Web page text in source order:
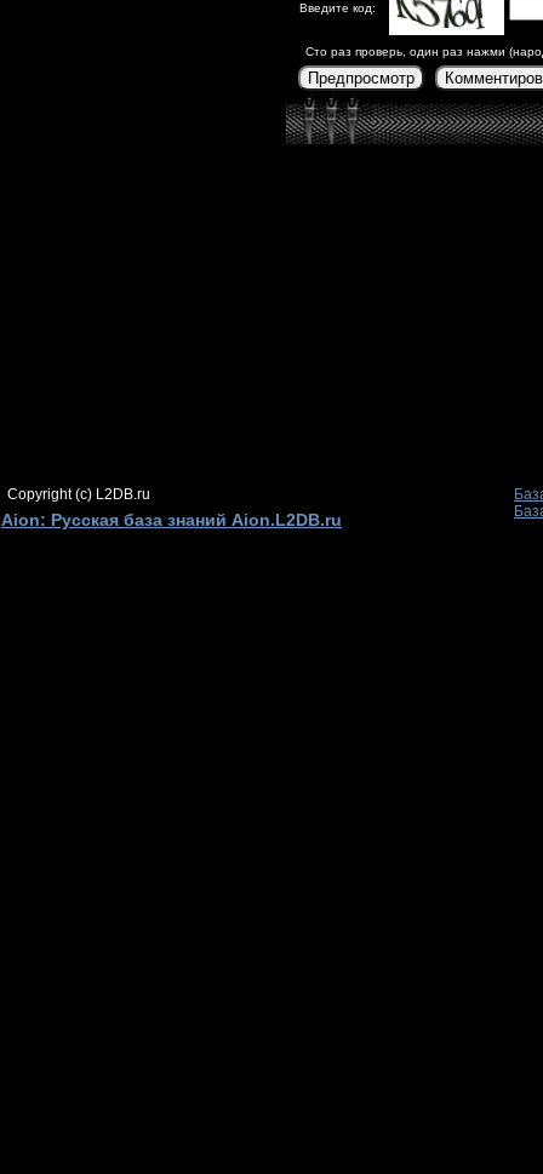
Введите код:
Сто раз проверь, один раз нажми
Предпросмотр
Copyright (c) L2DB.ru
Aion: Русская база знаний Aion.L2DB.ru